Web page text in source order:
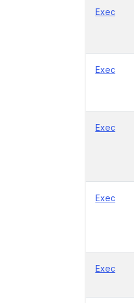
Exec
Exec
Exec
Exec
Exec